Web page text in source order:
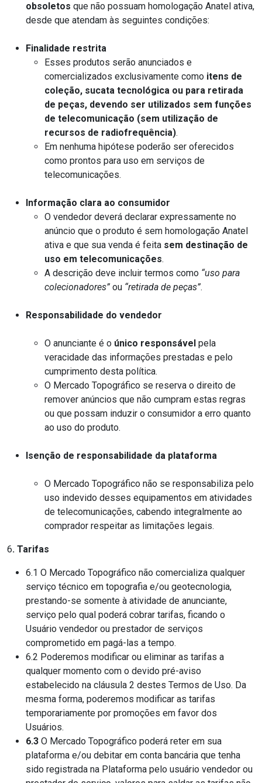
obsoletos que não possuam homologação Anatel ativa,
desde que atendam às seguintes condições:
Finalidade restrita
Esses produtos serão anunciados e
comercializados exclusivamente como itens de
coleção, sucata tecnológica ou para retirada
de peças, devendo ser utilizados sem funções
de telecomunicação (sem utilização de
recursos de radiofrequência).
Em nenhuma hipótese poderão ser oferecidos
como prontos para uso em serviços de
telecomunicações.
Informação clara ao consumidor
O vendedor deverá declarar expressamente no
anúncio que o produto é sem homologação Anatel
ativa e que sua venda é feita sem destinação de
uso em telecomunicações.
A descrição deve incluir termos como “uso para
colecionadores” ou “retirada de peças”.
Responsabilidade do vendedor
O anunciante é o único responsável pela
veracidade das informações prestadas e pelo
cumprimento desta política.
O Mercado Topográfico se reserva o direito de
remover anúncios que não cumpram estas regras
ou que possam induzir o consumidor a erro quanto
ao uso do produto.
Isenção de responsabilidade da plataforma
O Mercado Topográfico não se responsabiliza pelo
uso indevido desses equipamentos em atividades
de telecomunicações, cabendo integralmente ao
comprador respeitar as limitações legais.
6. Tarifas
6.1 O Mercado Topográfico não comercializa qualquer
serviço técnico em topografia e/ou geotecnologia,
prestando-se somente à atividade de anunciante,
serviço pelo qual poderá cobrar tarifas, ficando o
Usuário vendedor ou prestador de serviços
comprometido em pagá-las a tempo.
6.2 Poderemos modificar ou eliminar as tarifas a
qualquer momento com o devido pré-aviso
estabelecido na cláusula 2 destes Termos de Uso. Da
mesma forma, poderemos modificar as tarifas
temporariamente por promoções em favor dos
Usuários.
6.3 O Mercado Topográfico poderá reter em sua
plataforma e/ou debitar em conta bancária que tenha
sido registrada na Plataforma pelo usuário vendedor ou